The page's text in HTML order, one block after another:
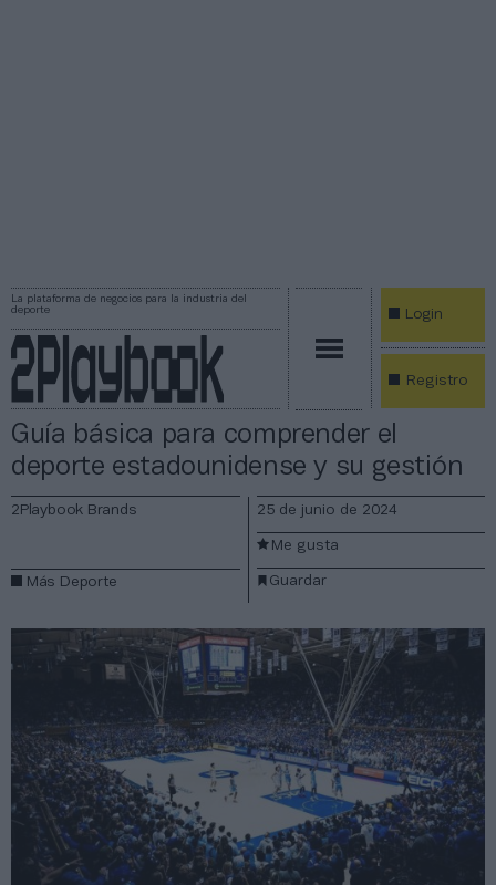
La plataforma de negocios para la industria del
deporte
Login
Registro
Guía básica para comprender el
deporte estadounidense y su gestión
2Playbook Brands
Más Deporte
25 de junio de 2024
Guardar
Me gusta